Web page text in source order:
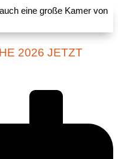
2026 JETZT